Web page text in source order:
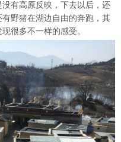
有高原反映，下去以后，还
野猪在湖边自由的奔跑，其
很多不一样的感受。